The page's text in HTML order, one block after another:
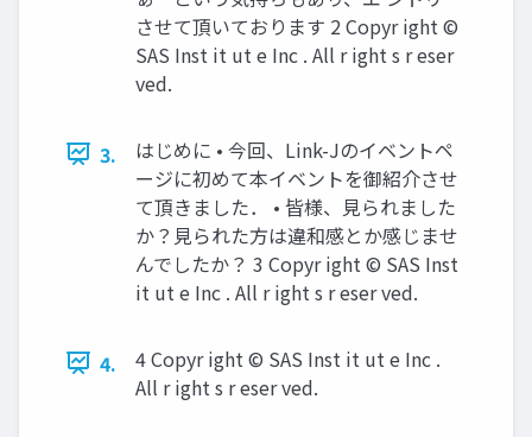
させて頂いております 2 Copyr ight ©
SAS Inst it ut e Inc . All r ight s r eser
ved.
3.
はじめに • 今回、Link-Jのイベントペ
ージに初めて本イベントを御紹介させ
て頂きました． • 皆様、見られました
か？見られた方は違和感とか感じませ
んでしたか？ 3 Copyr ight © SAS Inst
it ut e Inc . All r ight s r eser ved.
4.
4 Copyr ight © SAS Inst it ut e Inc .
All r ight s r eser ved.